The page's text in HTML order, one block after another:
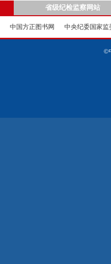
省级纪检监察网站
中国方正图书网 中央纪委国家监
©